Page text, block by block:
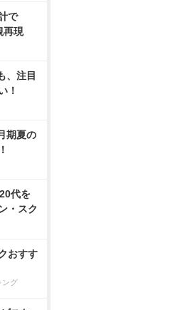
で
再現
、注目
！
期夏の
代を
・スク
おすす
ング